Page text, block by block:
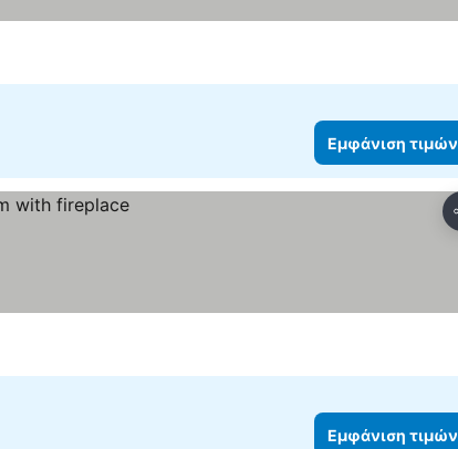
Εμφάνιση τιμών
Εμφάνιση τιμών